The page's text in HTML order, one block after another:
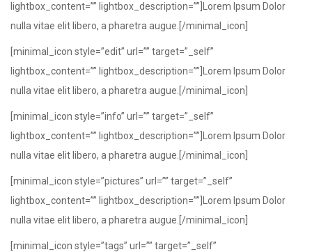
lightbox_content=”” lightbox_description=””]Lorem Ipsum Dolor
nulla vitae elit libero, a pharetra augue.[/minimal_icon]
[minimal_icon style=”edit” url=”” target=”_self”
lightbox_content=”” lightbox_description=””]Lorem Ipsum Dolor
nulla vitae elit libero, a pharetra augue.[/minimal_icon]
[minimal_icon style=”info” url=”” target=”_self”
lightbox_content=”” lightbox_description=””]Lorem Ipsum Dolor
nulla vitae elit libero, a pharetra augue.[/minimal_icon]
[minimal_icon style=”pictures” url=”” target=”_self”
lightbox_content=”” lightbox_description=””]Lorem Ipsum Dolor
nulla vitae elit libero, a pharetra augue.[/minimal_icon]
[minimal_icon style=”tags” url=”” target=”_self”